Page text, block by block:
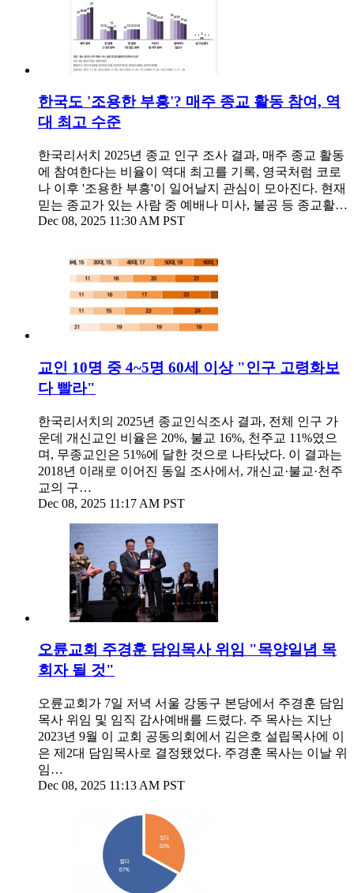
한국도 '조용한 부흥'? 매주 종교 활동 참여, 역
대 최고 수준
한국리서치 2025년 종교 인구 조사 결과, 매주 종교 활동
에 참여한다는 비율이 역대 최고를 기록, 영국처럼 코로
나 이후 '조용한 부흥'이 일어날지 관심이 모아진다. 현재
믿는 종교가 있는 사람 중 예배나 미사, 불공 등 종교활…
Dec 08, 2025 11:30 AM PST
교인 10명 중 4~5명 60세 이상 "인구 고령화보
다 빨라"
한국리서치의 2025년 종교인식조사 결과, 전체 인구 가
운데 개신교인 비율은 20%, 불교 16%, 천주교 11%였으
며, 무종교인은 51%에 달한 것으로 나타났다. 이 결과는
2018년 이래로 이어진 동일 조사에서, 개신교·불교·천주
교의 구…
Dec 08, 2025 11:17 AM PST
오륜교회 주경훈 담임목사 위임 "목양일념 목
회자 될 것"
오륜교회가 7일 저녁 서울 강동구 본당에서 주경훈 담임
목사 위임 및 임직 감사예배를 드렸다. 주 목사는 지난
2023년 9월 이 교회 공동의회에서 김은호 설립목사에 이
은 제2대 담임목사로 결정됐었다. 주경훈 목사는 이날 위
임…
Dec 08, 2025 11:13 AM PST